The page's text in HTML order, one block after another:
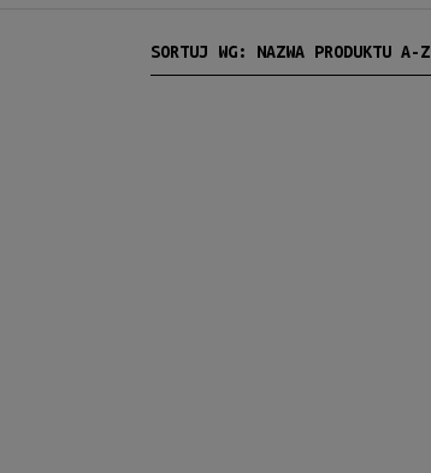
SORTUJ WG: NAZWA PRODUKTU A-Z